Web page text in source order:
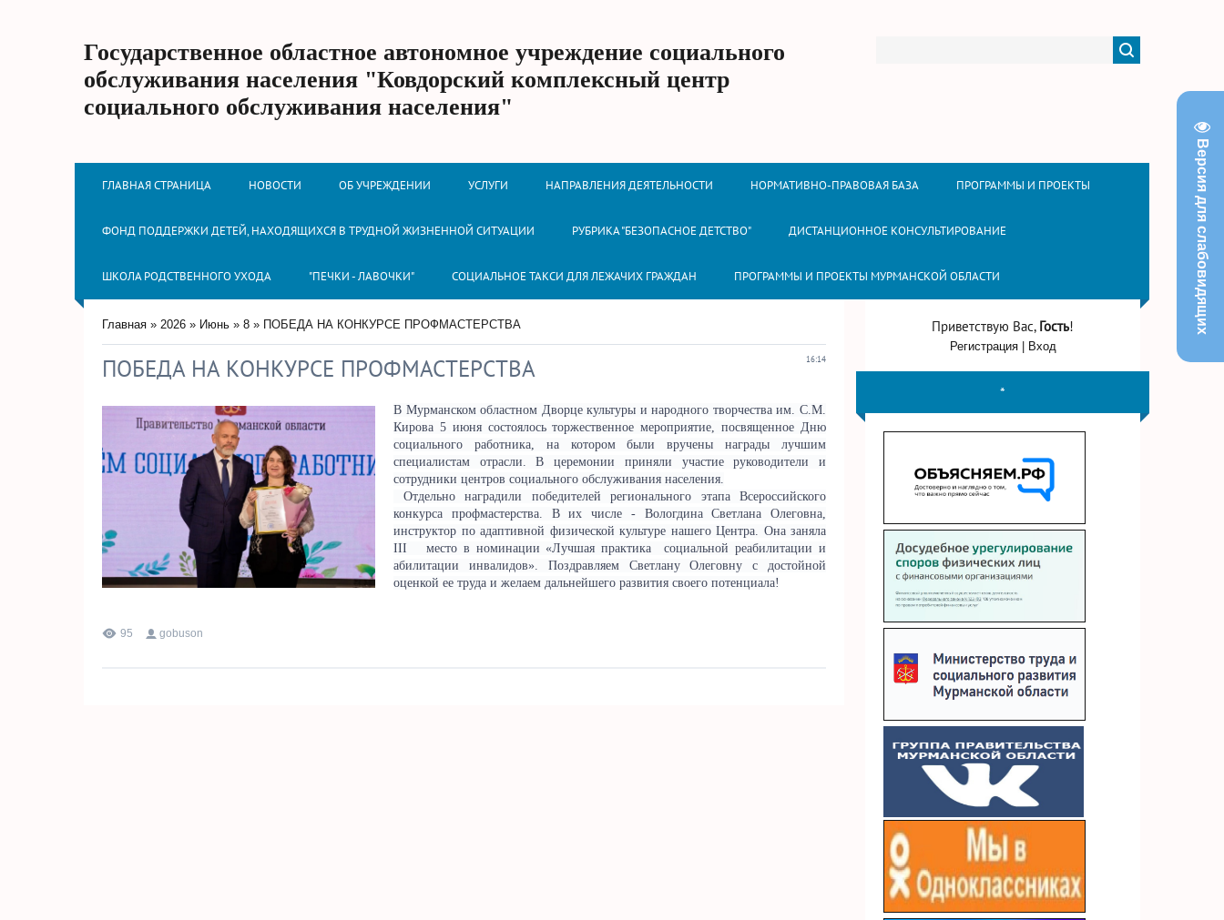
Версия для слабовидящих
Государственное областное автономное учреждение социального
обслуживания населения "Ковдорский комплексный центр
социального обслуживания населения"
ГЛАВНАЯ СТРАНИЦА НОВОСТИ ОБ УЧРЕЖДЕНИИ УСЛУГИ НАПРАВЛЕНИЯ ДЕЯТЕЛЬНОСТИ НОРМАТИВНО-ПРАВОВАЯ БАЗА ПРОГРАММЫ И ПРОЕКТЫ
ФОНД ПОДДЕРЖКИ ДЕТЕЙ, НАХОДЯЩИХСЯ В ТРУДНОЙ ЖИЗНЕННОЙ СИТУАЦИИ РУБРИКА "БЕЗОПАСНОЕ ДЕТСТВО" ДИСТАНЦИОННОЕ КОНСУЛЬТИРОВАНИЕ
ШКОЛА РОДСТВЕННОГО УХОДА "ПЕЧКИ - ЛАВОЧКИ" СОЦИАЛЬНОЕ ТАКСИ ДЛЯ ЛЕЖАЧИХ ГРАЖДАН ПРОГРАММЫ И ПРОЕКТЫ МУРМАНСКОЙ ОБЛАСТИ
Главная » 2026 » Июнь » 8 » ПОБЕДА НА КОНКУРСЕ ПРОФМАСТЕРСТВА
16:14
ПОБЕДА НА КОНКУРСЕ ПРОФМАСТЕРСТВА
В Мурманском областном Дворце культуры и народного творчества им. С.М.
Кирова 5 июня состоялось торжественное мероприятие, посвященное Дню
социального работника, на котором были вручены награды лучшим
специалистам отрасли. В церемонии приняли участие руководители и
сотрудники центров социального обслуживания населения.
Отдельно наградили победителей регионального этапа Всероссийского
конкурса профмастерства. В их числе - Вологдина Светлана Олеговна,
инструктор по адаптивной физической культуре нашего Центра. Она заняла
III место в номинации «Лучшая практика социальной реабилитации и
абилитации инвалидов». Поздравляем Светлану Олеговну с достойной
оценкой ее труда и желаем дальнейшего развития своего потенциала!
95 gobuson
Приветствую Вас, Гость!
Регистрация| Вход
*